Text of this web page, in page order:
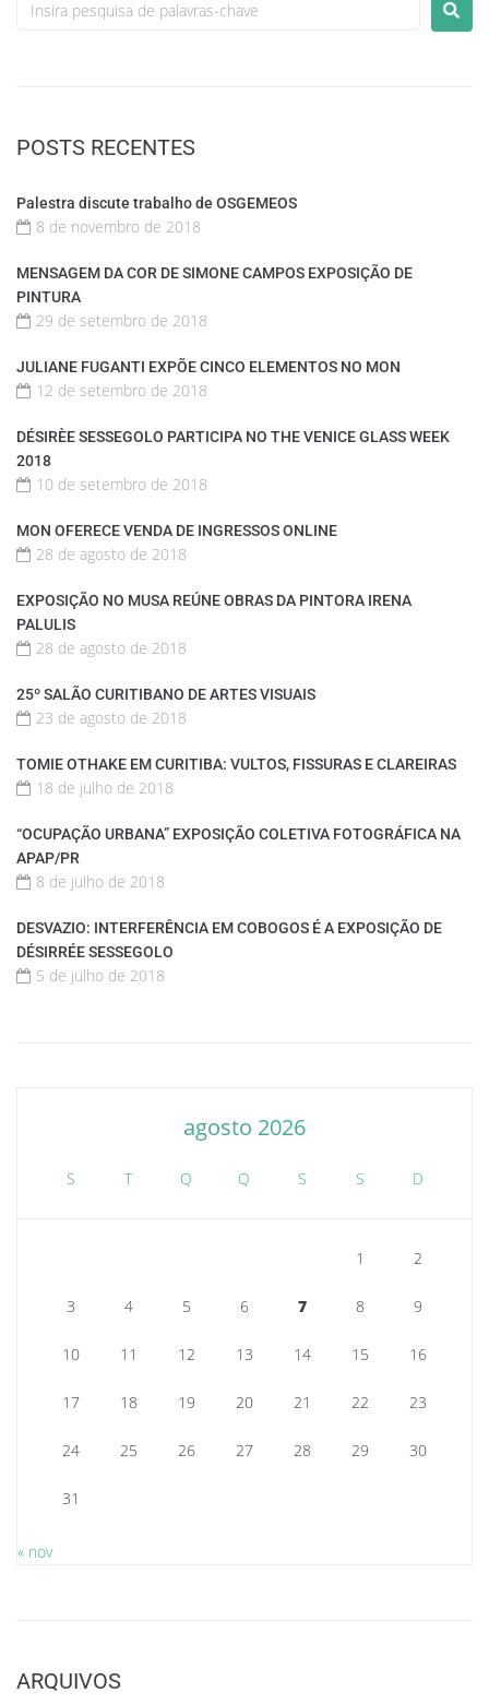
POSTS RECENTES
Palestra discute trabalho de OSGEMEOS
8 de novembro de 2018
MENSAGEM DA COR DE SIMONE CAMPOS EXPOSIÇÃO DE
PINTURA
29 de setembro de 2018
JULIANE FUGANTI EXPÕE CINCO ELEMENTOS NO MON
12 de setembro de 2018
DÉSIRÈE SESSEGOLO PARTICIPA NO THE VENICE GLASS WEEK
2018
10 de setembro de 2018
MON OFERECE VENDA DE INGRESSOS ONLINE
28 de agosto de 2018
EXPOSIÇÃO NO MUSA REÚNE OBRAS DA PINTORA IRENA
PALULIS
28 de agosto de 2018
25º SALÃO CURITIBANO DE ARTES VISUAIS
23 de agosto de 2018
TOMIE OTHAKE EM CURITIBA: VULTOS, FISSURAS E CLAREIRAS
18 de julho de 2018
“OCUPAÇÃO URBANA” EXPOSIÇÃO COLETIVA FOTOGRÁFICA NA
APAP/PR
8 de julho de 2018
DESVAZIO: INTERFERÊNCIA EM COBOGOS É A EXPOSIÇÃO DE
DÉSIRRÉE SESSEGOLO
5 de julho de 2018
agosto 2026
S T Q Q S S D
1 2
3 4 5 6 7 8 9
10 11 12 13 14 15 16
17 18 19 20 21 22 23
24 25 26 27 28 29 30
31
« nov
ARQUIVOS